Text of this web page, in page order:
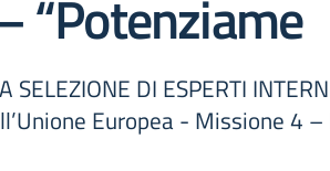
“Potenziame
SELEZIONE DI ESPERTI
Europea - Missione 4